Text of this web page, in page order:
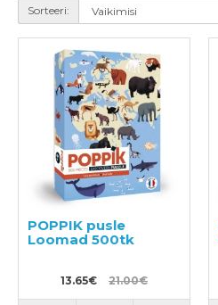
Sorteeri:
POPPIK pusle
Loomad 500tk
13.65€ 21.00€